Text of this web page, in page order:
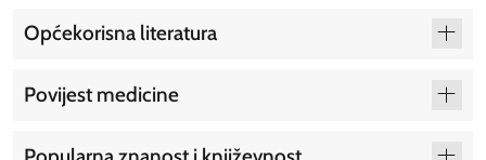
Općekorisna literatura
Povijest medicine